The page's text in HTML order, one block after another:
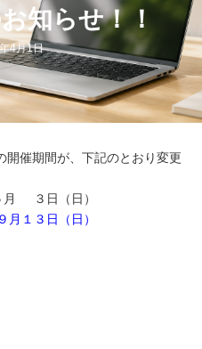
知らせ！！
4月1日
開催期間が、下記のとおり変更
月 ３日（日）
１３日（日）